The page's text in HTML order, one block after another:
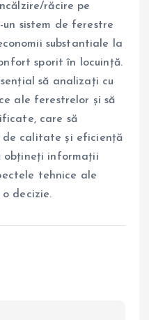
răcire pe
sistem de ferestre
substantiale la
sporit în locuință.
să analizați cu
ale ferestrelor și să
care să
de calitate și eficiență
obțineți informații
tehnice ale
decizie.